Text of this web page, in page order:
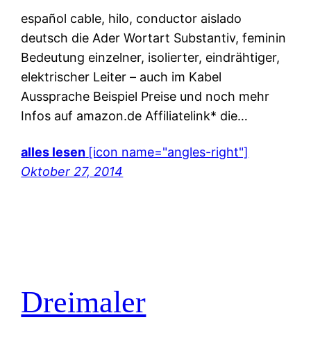
español cable, hilo, conductor aislado
deutsch die Ader Wortart Substantiv, feminin
Bedeutung einzelner, isolierter, eindrähtiger,
elektrischer Leiter – auch im Kabel
Aussprache Beispiel Preise und noch mehr
Infos auf amazon.de Affiliatelink* die…
alles lesen [icon name="angles-right"]
Oktober 27, 2014
Dreimaler